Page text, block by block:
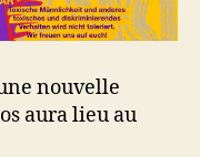
nouvelle
aura lieu au